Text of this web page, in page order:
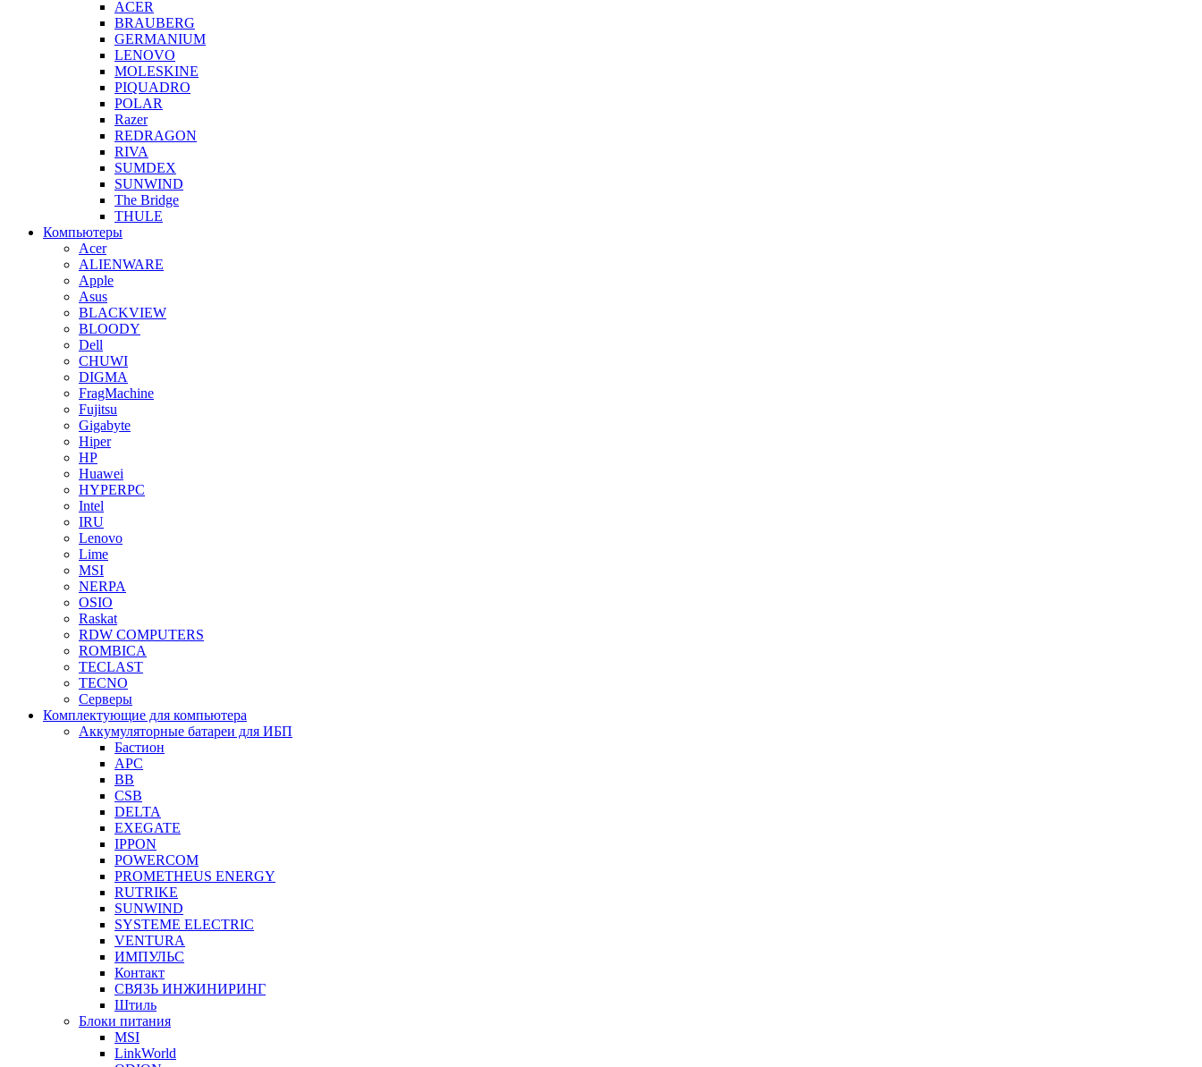
ACER
BRAUBERG
GERMANIUM
LENOVO
MOLESKINE
PIQUADRO
POLAR
Razer
REDRAGON
RIVA
SUMDEX
SUNWIND
The Bridge
THULE
Компьютеры
Acer
ALIENWARE
Apple
Asus
BLACKVIEW
BLOODY
Dell
CHUWI
DIGMA
FragMachine
Fujitsu
Gigabyte
Hiper
HP
Huawei
HYPERPC
Intel
IRU
Lenovo
Lime
MSI
NERPA
OSIO
Raskat
RDW COMPUTERS
ROMBICA
TECLAST
TECNO
Серверы
Комплектующие для компьютера
Аккумуляторные батареи для ИБП
Бастион
APC
BB
CSB
DELTA
EXEGATE
IPPON
POWERCOM
PROMETHEUS ENERGY
RUTRIKE
SUNWIND
SYSTEME ELECTRIC
VENTURA
ИМПУЛЬС
Контакт
СВЯЗЬ ИНЖИНИРИНГ
Штиль
Блоки питания
MSI
LinkWorld